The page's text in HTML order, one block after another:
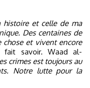
histoire et celle de ma
Des centaines de
et vivent encore
fait savoir. Waad al-
crimes est toujours au
Notre lutte pour la